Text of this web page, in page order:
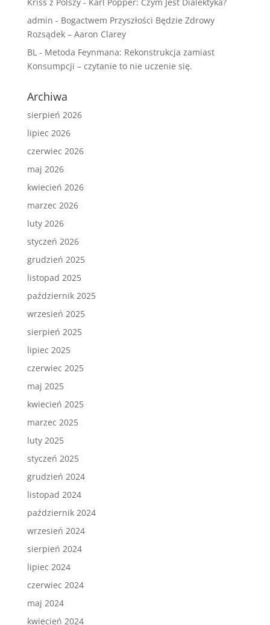
Kriss z Polszy- Karl Popper: Czym Jest Dialektyka?
admin - Bogactwem Przyszłości Będzie Zdrowy
Rozsądek – Aaron Clarey
BL- Metoda Feynmana: Rekonstrukcja zamiast
Konsumpcji – czytanie to nie uczenie się.
Archiwa
sierpień 2026
lipiec 2026
czerwiec 2026
maj 2026
kwiecień 2026
marzec 2026
luty 2026
styczeń 2026
grudzień 2025
listopad 2025
październik 2025
wrzesień 2025
sierpień 2025
lipiec 2025
czerwiec 2025
maj 2025
kwiecień 2025
marzec 2025
luty 2025
styczeń 2025
grudzień 2024
listopad 2024
październik 2024
wrzesień 2024
sierpień 2024
lipiec 2024
czerwiec 2024
maj 2024
kwiecień 2024